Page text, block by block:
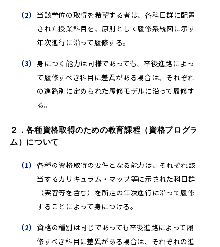
当該学位の取得を希望する者は、各科目群に配置
された授業科目を、原則として履修系統図に示す
年次進行に沿って履修する。
身につく能力は同様であっても、卒後進路によっ
て履修すべき科目に差異がある場合は、それぞれ
の進路別に定められた履修モデルに沿って履修す
る。
２．各種資格取得のための教育課程（資格プログラ
ム）について
各種の資格取得の要件となる能力は、それぞれ該
当するカリキュラム・マップ等に示された科目群
（実習等を含む）を所定の年次進行に沿って履修
することによって身につける。
資格の種別は同じであっても卒後進路によって履
修すべき科目に差異がある場合は、それぞれの進